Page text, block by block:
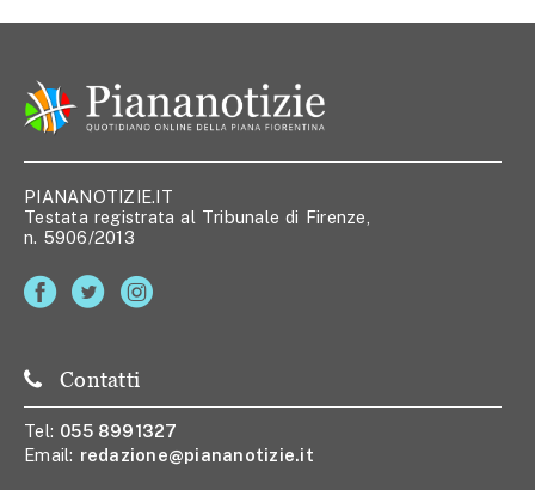
PIANANOTIZIE.IT
Testata registrata al Tribunale di Firenze,
n. 5906/2013
Contatti
Tel: 055 8991327
Email: redazione@piananotizie.it